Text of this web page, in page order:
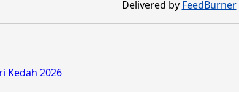
Delivered by FeedBurner
Kedah 2026